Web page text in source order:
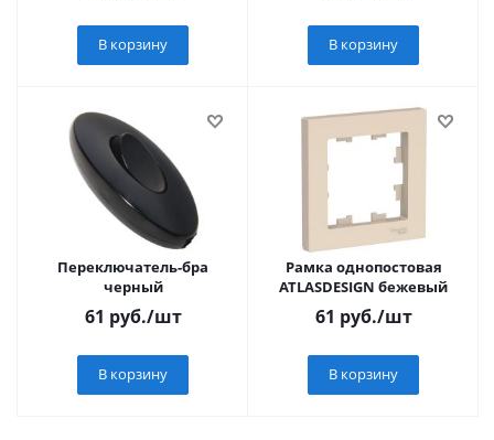
В корзину В корзину
Переключатель-бра
черный
61 руб./шт
В корзину
Рамка однопостовая
ATLASDESIGN бежевый
61 руб./шт
В корзину